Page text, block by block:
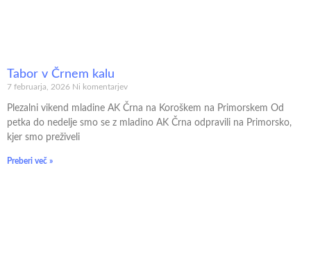
Tabor v Črnem kalu
7 februarja, 2026 Ni komentarjev
Plezalni vikend mladine AK Črna na Koroškem na Primorskem Od
petka do nedelje smo se z mladino AK Črna odpravili na Primorsko,
kjer smo preživeli
Preberi več »